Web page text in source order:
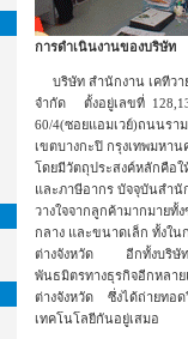
การดำเนินงานของบริษัท
บริษัท สำนักงาน เคทีวา
จำกัด ตั้งอยู่เลขที่
60/4(ซอยแอมเวย์)ถนนรา
เขตบางกะปิ กรุงเทพมหา
โดยมีวัตถุประสงค์หลักคือ
และภาษีอากร บัจจุบันสำนั
วางใจจากลูกค้ามากมาย
กลาง และขนาดเล็ก ทั้งใ
ต่างจังหวัด อีกทั้งบริษัท
พันธมิตรทางธุรกิจอีกหลาย
ต่างจังหวัด ซึ่งได้ถ่ายทอด
เทคโนโลยีกันอยู่เสมอ